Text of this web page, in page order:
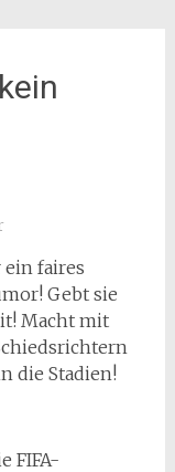
ein faires
Gebt sie
Macht mit
die Stadien!
FIFA-